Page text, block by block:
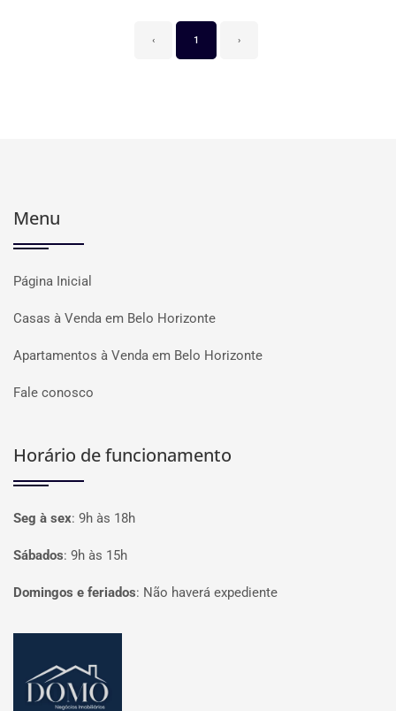
‹ 1 ›
Menu
Página Inicial
Casas à Venda em Belo Horizonte
Apartamentos à Venda em Belo Horizonte
Fale conosco
Horário de funcionamento
Seg à sex: 9h às 18h
Sábados: 9h às 15h
Domingos e feriados: Não haverá expediente